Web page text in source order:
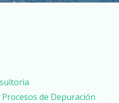
de Depuración